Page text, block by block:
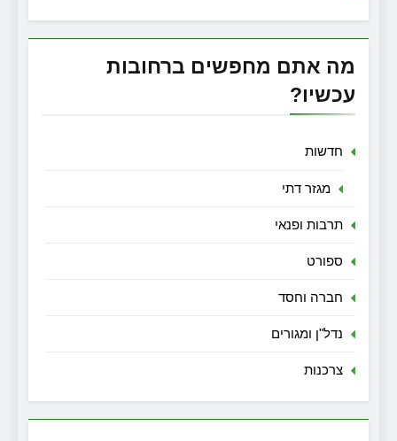
מה אתם מחפשים ברחובות
עכשיו?
חדשות
מגזר דתי
תרבות ופנאי
ספורט
חברה וחסד
נדל"ן ומגורים
צרכנות